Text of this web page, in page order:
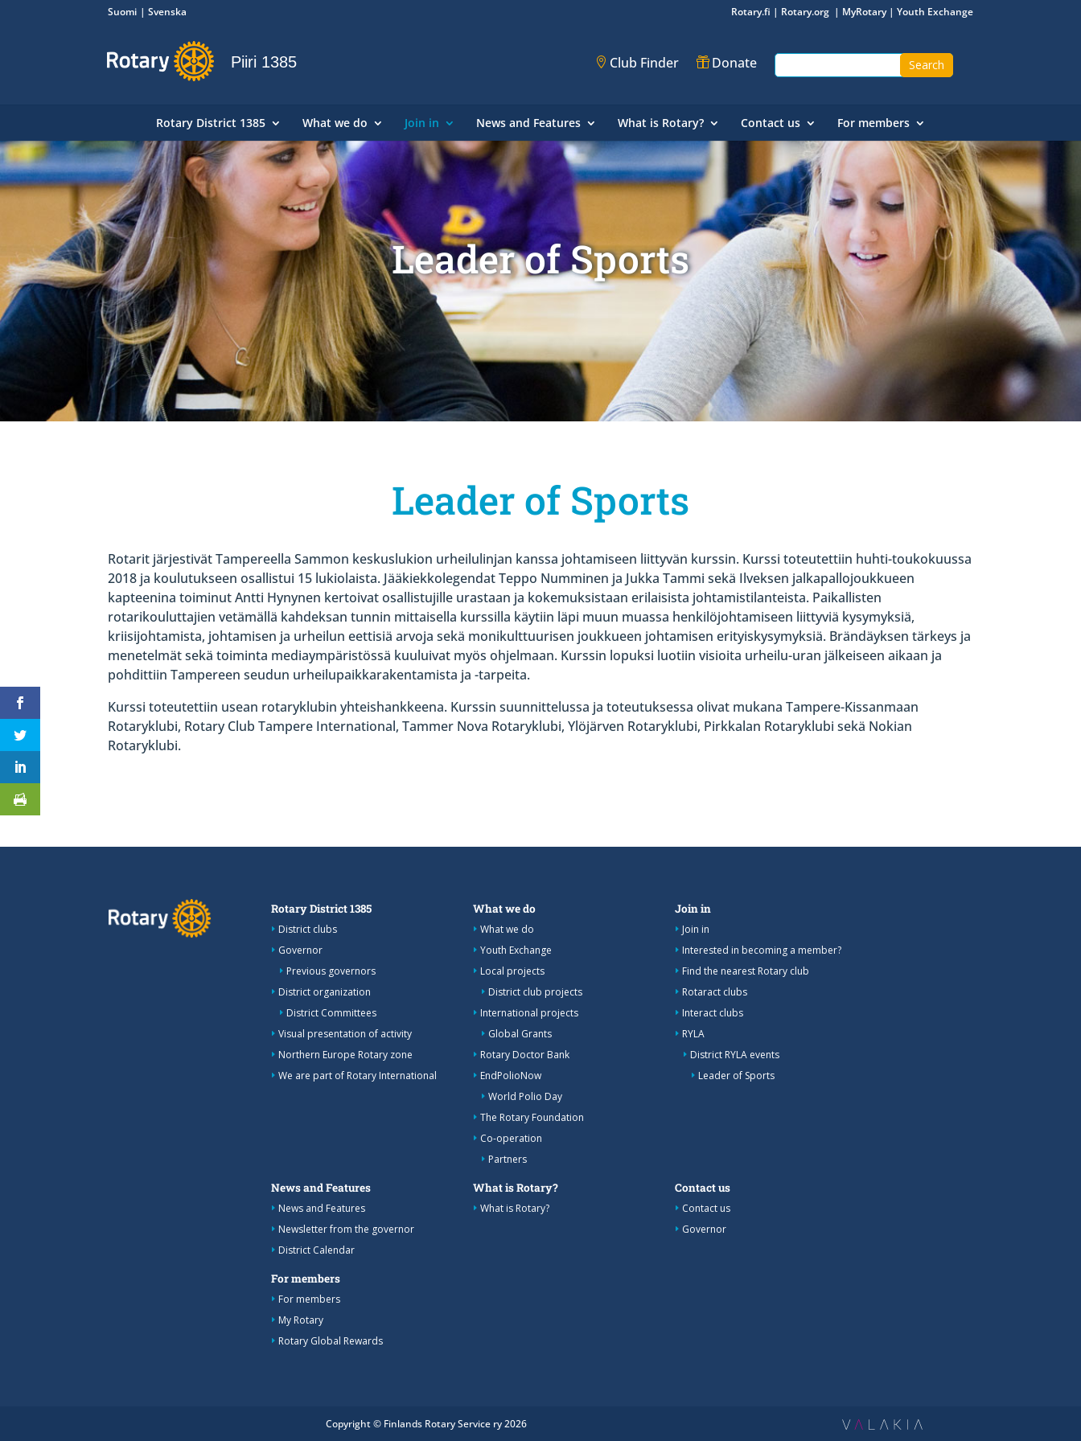
Suomi Svenska Rotary.fi | Rotary.org | MyRotary| Youth Exchange
Piiri 1385 Club Finder Donate
Rotary District 1385 What we do Join in News and Features What is Rotary? Contact us For members
Leader of Sports
Leader of Sports
Rotarit järjestivät Tampereella Sammon keskuslukion urheilulinjan kanssa johtamiseen liittyvän kurssin. Kurssi toteutettiin huhti-toukokuussa
2018 ja koulutukseen osallistui 15 lukiolaista. Jääkiekkolegendat Teppo Numminen ja Jukka Tammi sekä Ilveksen jalkapallojoukkueen
kapteenina toiminut Antti Hynynen kertoivat osallistujille urastaan ja kokemuksistaan erilaisista johtamistilanteista. Paikallisten
rotarikouluttajien vetämällä kahdeksan tunnin mittaisella kurssilla käytiin läpi muun muassa henkilöjohtamiseen liittyviä kysymyksiä,
kriisijohtamista, johtamisen ja urheilun eettisiä arvoja sekä monikulttuurisen joukkueen johtamisen erityiskysymyksiä. Brändäyksen tärkeys ja
menetelmät sekä toiminta mediaympäristössä kuuluivat myös ohjelmaan. Kurssin lopuksi luotiin visioita urheilu-uran jälkeiseen aikaan ja
pohdittiin Tampereen seudun urheilupaikkarakentamista ja -tarpeita.
Kurssi toteutettiin usean rotaryklubin yhteishankkeena. Kurssin suunnittelussa ja toteutuksessa olivat mukana Tampere-Kissanmaan
Rotaryklubi, Rotary Club Tampere International, Tammer Nova Rotaryklubi, Ylöjärven Rotaryklubi, Pirkkalan Rotaryklubi sekä Nokian
Rotaryklubi.
Rotary District 1385
District clubs
Governor
Previous governors
District organization
District Committees
Visual presentation of activity
Northern Europe Rotary zone
We are part of Rotary International
What we do
What we do
Youth Exchange
Local projects
District club projects
International projects
Global Grants
Rotary Doctor Bank
EndPolioNow
World Polio Day
The Rotary Foundation
Co-operation
Partners
Join in
Join in
Interested in becoming a member?
Find the nearest Rotary club
Rotaract clubs
Interact clubs
RYLA
District RYLA events
Leader of Sports
News and Features
News and Features
Newsletter from the governor
District Calendar
What is Rotary?
What is Rotary?
Contact us
Contact us
Governor
For members
For members
My Rotary
Rotary Global Rewards
Copyright © Finlands Rotary Service ry 2026